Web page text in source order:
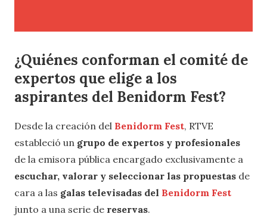
¿Quiénes conforman el comité de
expertos que elige a los
aspirantes del Benidorm Fest?
Desde la creación del Benidorm Fest, RTVE
estableció un grupo de expertos y profesionales
de la emisora pública encargado exclusivamente a
escuchar, valorar y seleccionar las propuestas de
cara a las galas televisadas del Benidorm Fest
junto a una serie de reservas.